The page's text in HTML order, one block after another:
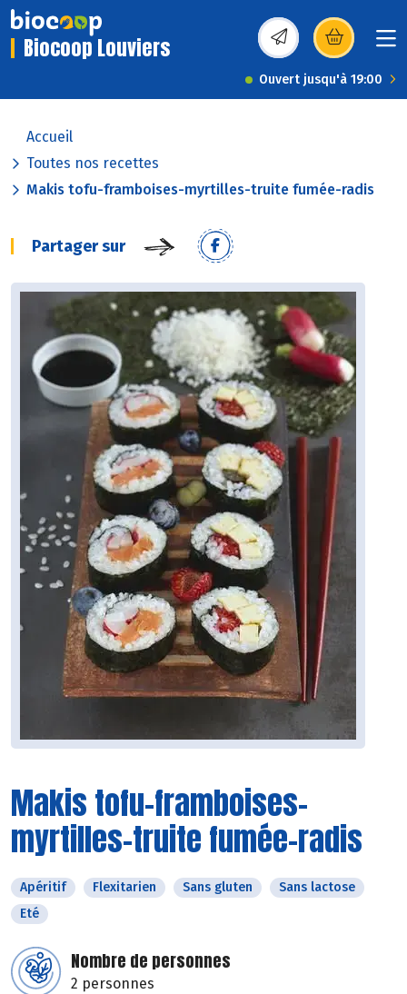
Biocoop Louviers (s’ouvre dans une
Ouvert jusqu'à 19:00
Accueil
Toutes nos recettes
Makis tofu-framboises-myrtilles-truite fumée-radis
Partager sur
Makis tofu-framboises-
myrtilles-truite fumée-radis
Apéritif Flexitarien Sans gluten
Sans lactose
Eté
Nombre de personnes
2 personnes